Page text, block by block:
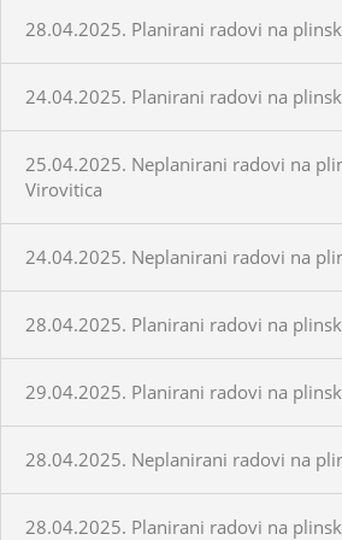
28.04.2025. Planirani radovi na
24.04.2025. Planirani radovi na
25.04.2025. Neplanirani radovi na
Virovitica
24.04.2025. Neplanirani radovi na
28.04.2025. Planirani radovi na
29.04.2025. Planirani radovi na
28.04.2025. Neplanirani radovi na
28.04.2025. Planirani radovi na